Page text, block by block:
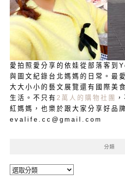
愛拍照愛分享的依娃從部落客到
與圖文紀錄台北媽媽的日常。最
大大小小的藝文展覽還有國際美
生活。不只有 2萬人的購物社團
紅媽媽，也樂於跟大家分享好品
evalife.cc@gmail.com
分類
分